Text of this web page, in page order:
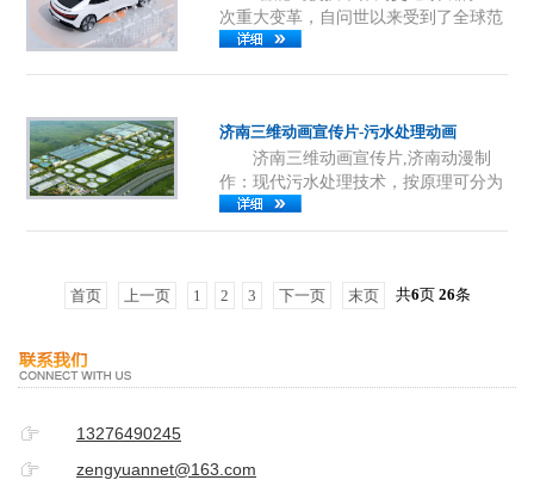
一、引言 智能家居动画是一种利用
计算机图形学、交互设计和动画等技
术，将智能家居设备以生动......
次重大变革，自问世以来受到了全球范
围内的广泛关注。随着人工智能、物联
以及未来展望，以期为该领域的研究和
应用提供一些启示。 一、智能驾驶技
术的发展历程 智......
济南三维动画宣传片-污水处理动画
济南三维动画宣传片,济南动漫制
作：现代污水处理技术，按原理可分为
物理处理法、化学处理法和生物化学处
理法。 现代污水处理技术，按处理程
浮状态的固体污染物质，物理处理法大
首页 上一页 1 2 3 下一页 末页 共6页 26条
13276490245
zengyuannet@163.com